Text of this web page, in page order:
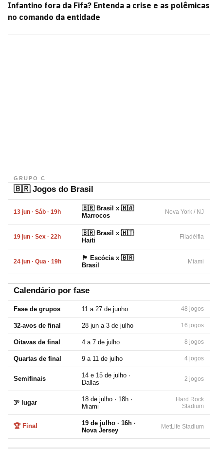
Infantino fora da Fifa? Entenda a crise e as polêmicas
no comando da entidade
GRUPO C
🇧🇷 Jogos do Brasil
13 jun · Sáb · 19h
🇧🇷 Brasil x 🇲🇦
Marrocos
Nova York / NJ
19 jun · Sex · 22h
🇧🇷 Brasil x 🇭🇹
Haiti
Filadélfia
24 jun · Qua · 19h
🏴󠁧󠁢󠁳󠁣󠁴󠁿 Escócia x 🇧🇷
Brasil
Miami
Calendário por fase
Fase de grupos 11 a 27 de junho 48 jogos
32-avos de final 28 jun a 3 de julho 16 jogos
Oitavas de final 4 a 7 de julho 8 jogos
Quartas de final 9 a 11 de julho 4 jogos
Semifinais
14 e 15 de julho ·
Dallas
2 jogos
3º lugar
18 de julho · 18h ·
Miami
Hard Rock
Stadium
🏆 Final
19 de julho · 16h ·
Nova Jersey
MetLife Stadium